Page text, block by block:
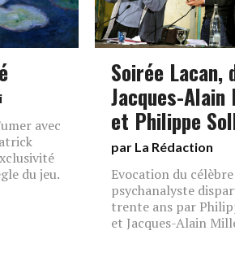
avec
du jeu.
Soirée Lacan,
Jacques-
et Philippe
par La Rédaction
Evocation du célèbre
psychanalyste
trente ans par
et Jacques-Alain